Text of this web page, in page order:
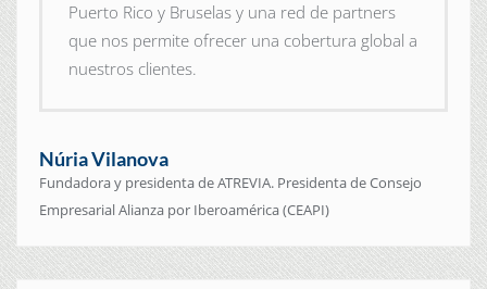
Puerto Rico y Bruselas y una red de partners
que nos permite ofrecer una cobertura global a
nuestros clientes.
Núria Vilanova
Fundadora y presidenta de ATREVIA. Presidenta de Consejo
Empresarial Alianza por Iberoamérica (CEAPI)